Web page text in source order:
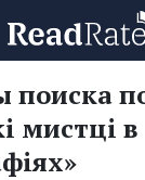
поиска
мистці в